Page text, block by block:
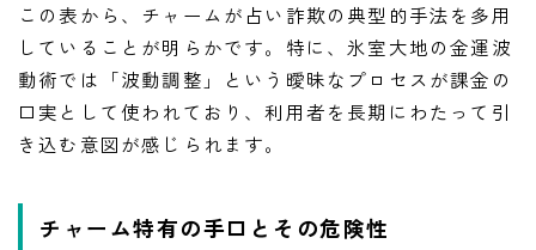
この表から、チャームが占い詐欺の典型的手法を多用
していることが明らかです。特に、氷室大地の金運波
動術では「波動調整」という曖昧なプロセスが課金の
口実として使われており、利用者を長期にわたって引
き込む意図が感じられます。
チャーム特有の手口とその危険性